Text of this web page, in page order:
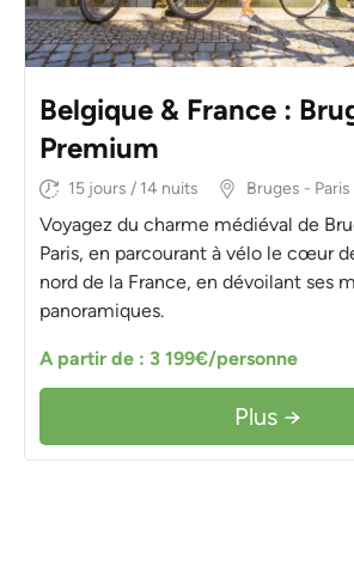
Belgique & France :
Premium
15 jours / 14 nuits Bruges - Paris
Voyagez du charme médiéval de
Paris, en parcourant à vélo le cœur
nord de la France, en dévoilant ses
panoramiques.
A partir de : 3 199€/personne
Plus →